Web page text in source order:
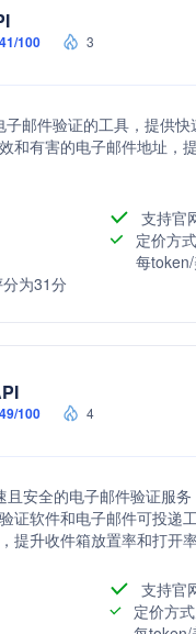
100 3
邮件验证的工具，提供
和有害的电子邮件地址，
支持官
定价方
每
为31分
100 4
安全的电子邮件验证服
证软件和电子邮件可投递
提升收件箱放置率和打开
支持官
定价方